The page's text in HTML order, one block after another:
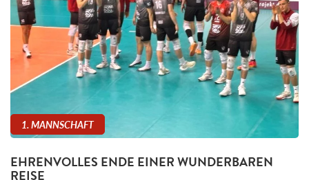
1. MANNSCHAFT
EHRENVOLLES ENDE EINER WUNDERBAREN
REISE